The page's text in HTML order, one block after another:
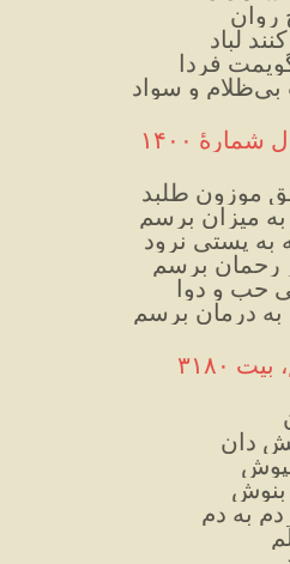
روان
لباد
فردا
۱۴۰۰
موزون طلبد
میزان برسم
پستی نرود
رحمان برسم
درمان برسم
۳۱۸۰
دان